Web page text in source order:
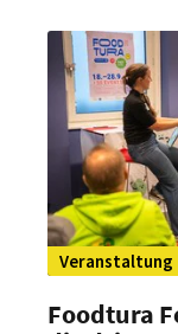
Veranstaltung
Foodtura